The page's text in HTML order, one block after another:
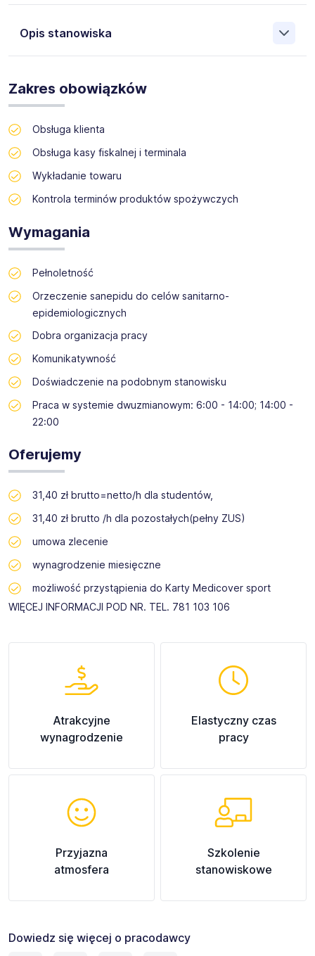
Opis stanowiska
pod numerem KRAZ: 21045, zajmująca się profesjonalnym
wsparciem sprzedaży poszukuje obecnie dla swojego
klienta osoby na Stanowisko Kasjer/Sprzedawca w
Sosnowcu.
Zakres obowiązków
Obsługa klienta
Obsługa kasy fiskalnej i terminala
Wykładanie towaru
Kontrola terminów produktów spożywczych
Wymagania
Pełnoletność
Orzeczenie sanepidu do celów sanitarno-
epidemiologicznych
Dobra organizacja pracy
Komunikatywność
Doświadczenie na podobnym stanowisku
Praca w systemie dwuzmianowym: 6:00 - 14:00; 14:00 -
22:00
Oferujemy
31,40 zł brutto=netto/h dla studentów,
31,40 zł brutto /h dla pozostałych(pełny ZUS)
umowa zlecenie
wynagrodzenie miesięczne
możliwość przystąpienia do Karty Medicover sport
WIĘCEJ INFORMACJI POD NR. TEL. 781 103 106
Atrakcyjne
wynagrodzenie
Elastyczny czas
pracy
Przyjazna
atmosfera
Szkolenie
stanowiskowe
Dowiedz się więcej o pracodawcy